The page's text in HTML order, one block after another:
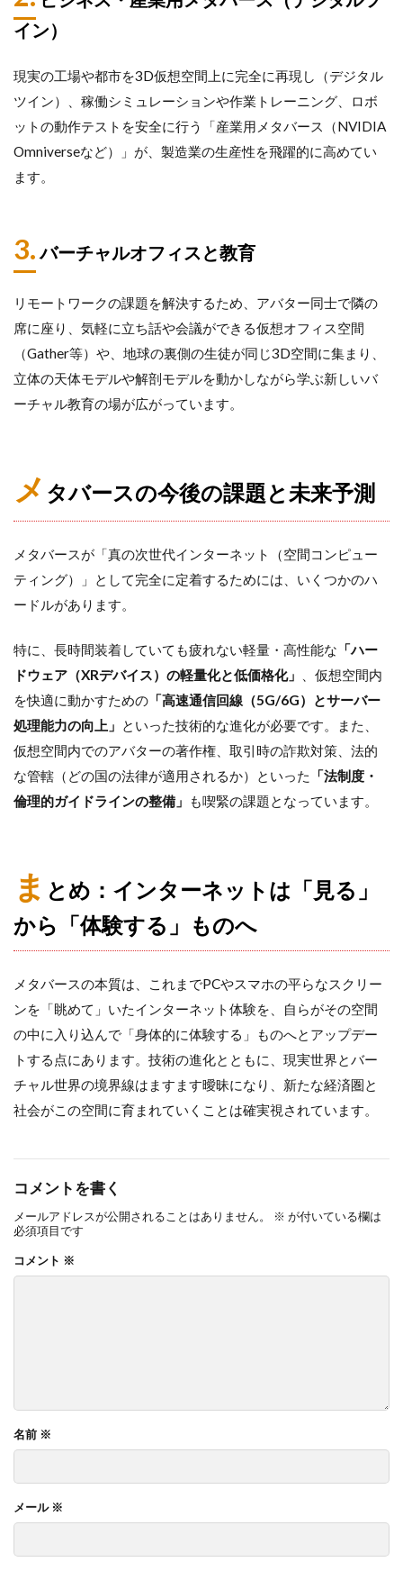
イン）
現実の工場や都市を3D仮想空間上に完全に再現し（デジタル
ツイン）、稼働シミュレーションや作業トレーニング、ロボ
ットの動作テストを安全に行う「産業用メタバース（NVIDIA
Omniverseなど）」が、製造業の生産性を飛躍的に高めてい
ます。
3. バーチャルオフィスと教育
リモートワークの課題を解決するため、アバター同士で隣の
席に座り、気軽に立ち話や会議ができる仮想オフィス空間
（Gather等）や、地球の裏側の生徒が同じ3D空間に集まり、
立体の天体モデルや解剖モデルを動かしながら学ぶ新しいバ
ーチャル教育の場が広がっています。
メ タバースの今後の課題と未来予測
メタバースが「真の次世代インターネット（空間コンピュー
ティング）」として完全に定着するためには、いくつかのハ
ードルがあります。
特に、長時間装着していても疲れない軽量・高性能な 「ハー
ドウェア（XRデバイス）の軽量化と低価格化」
、仮想空間内
を快適に動かすための 「高速通信回線（5G/6G）とサーバー
処理能力の向上」
といった技術的な進化が必要です。また、
仮想空間内でのアバターの著作権、取引時の詐欺対策、法的
な管轄（どの国の法律が適用されるか）といった
「法制度・
倫理的ガイドラインの整備」 も喫緊の課題となっています。
ま とめ：インターネットは「見る」
から「体験する」ものへ
メタバースの本質は、これまでPCやスマホの平らなスクリー
ンを「眺めて」いたインターネット体験を、自らがその空間
の中に入り込んで「身体的に体験する」ものへとアップデー
トする点にあります。技術の進化とともに、現実世界とバー
チャル世界の境界線はますます曖昧になり、新たな経済圏と
社会がこの空間に育まれていくことは確実視されています。
コメントを書く
メールアドレスが公開されることはありません。 ※ が付いている欄は
必須項目です
コメント ※
名前 ※
メール ※